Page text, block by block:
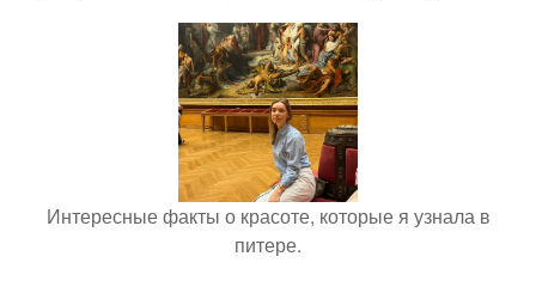
Интересные факты о красоте, которые я узнала в
питере.